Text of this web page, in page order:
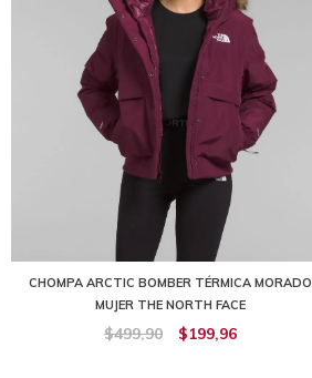
CHOMPA ARCTIC BOMBER TÉRMICA MORADO
MUJER THE NORTH FACE
$499,90 $199,96